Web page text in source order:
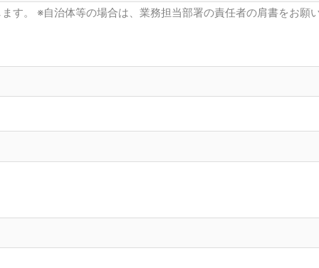
す。 ※自治体等の場合は、業務担当部署の責任者の肩書をお願